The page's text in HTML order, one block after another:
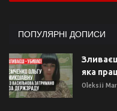
ПОПУЛЯРНІ ДОПИСИ
яка
Oleksii